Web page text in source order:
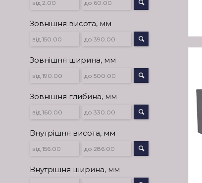
Зовнішня висота, мм
Зовнішня ширина, мм
Зовнішня глибина, мм
Внутрішня висота, мм
Внутрішня ширина, мм